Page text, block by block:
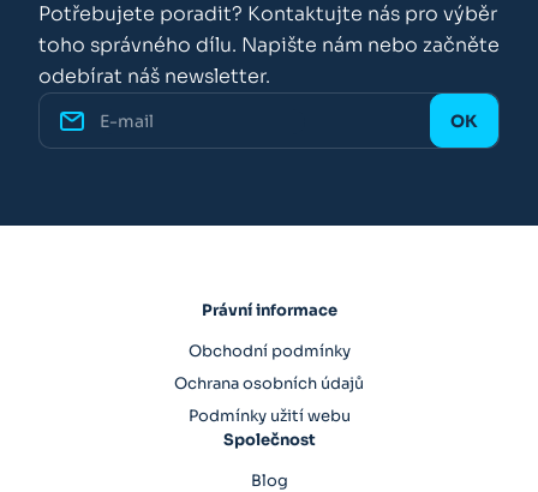
Potřebujete poradit? Kontaktujte nás pro výběr
toho správného dílu. Napište nám nebo začněte
odebírat náš newsletter.
Právní informace
Obchodní podmínky
Ochrana osobních údajů
Podmínky užití webu
Společnost
Blog